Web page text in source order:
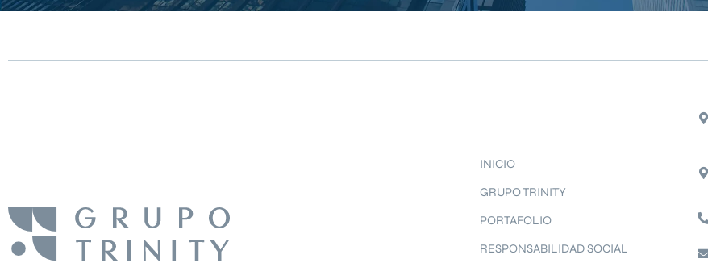
INICIO
GRUPO TRINITY
PORTAFOLIO
RESPONSABILIDAD SOCIAL